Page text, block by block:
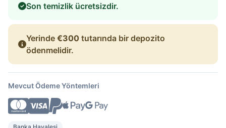
Son temizlik ücretsizdir.
Yerinde €300 tutarında bir depozito
ödenmelidir.
Mevcut Ödeme Yöntemleri